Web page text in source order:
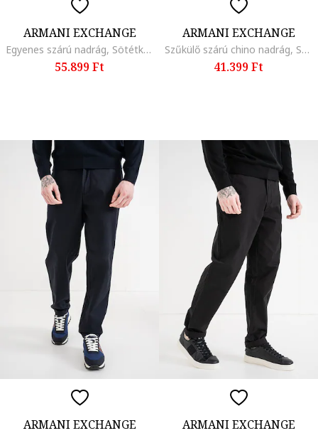
ARMANI EXCHANGE
Egyenes szárú nadrág, Sötétkék
55.899 Ft
ARMANI EXCHANGE
Szűkülő szárú chino nadrág, Sötétkék
41.399 Ft
ARMANI EXCHANGE ARMANI EXCHANGE